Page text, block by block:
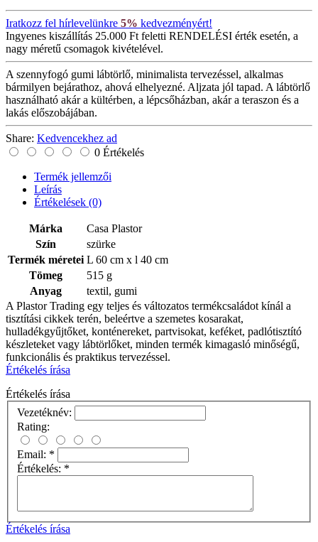
Iratkozz fel hírlevelünkre 5% kedvezményért!
Ingyenes kiszállítás 25.000 Ft feletti RENDELÉSI érték esetén, a
nagy méretű csomagok kivételével.
A szennyfogó gumi lábtörlő, minimalista tervezéssel, alkalmas
bármilyen bejárathoz, ahová elhelyezné. Aljzata jól tapad. A lábtörlő
használható akár a kültérben, a lépcsőházban, akár a teraszon és a
lakás előszobájában.
Share: Kedvencekhez ad
0 Értékelés
Termék jellemzői
Leírás
Értékelések (0)
Márka
Casa Plastor
Szín
szürke
Termék méretei L 60 cm x l 40 cm
Tömeg
515 g
Anyag
textil, gumi
A Plastor Trading egy teljes és változatos termékcsaládot kínál a
tisztítási cikkek terén, beleértve a szemetes kosarakat,
hulladékgyűjtőket, konténereket, partvisokat, keféket, padlótisztító
készleteket vagy lábtörlőket, minden termék kimagasló minőségű,
funkcionális és praktikus tervezéssel.
Értékelés írása
Értékelés írása
Vezetéknév:
Rating:
Email: *
Értékelés: *
Értékelés írása